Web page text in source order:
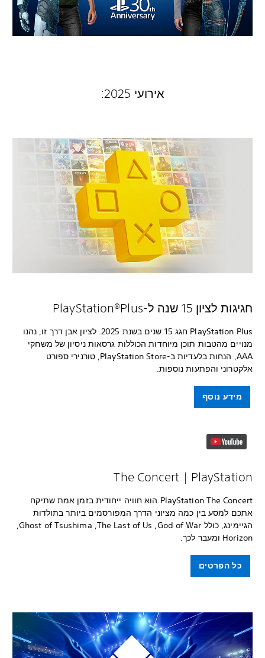
אירועי 2025:
חגיגות לציון 15 שנה ל-PlayStation®Plus
PlayStation Plus חגג 15 שנים בשנת 2025. לציון אבן דרך זו, נהנו
מנויים מהטבות תוכן מיוחדות הכוללות גרסאות ניסיון של משחקי
AAA, הנחות בלעדיות ב-PlayStation Store, טורנירי ספורט
אלקטרוני והפתעות נוספות.
מידע נוסף
PlayStation The Concert הוא חוויה ייחודית בזמן אמת שתיקח
אתכם למסע בין כמה מציוני הדרך המפורסמים ביותר בתולדות
הגיימינג, כולל God of War‏, The Last of Us‏, Ghost of Tsushima‏,
Horizon ומעבר לכך.
כל הפרטים